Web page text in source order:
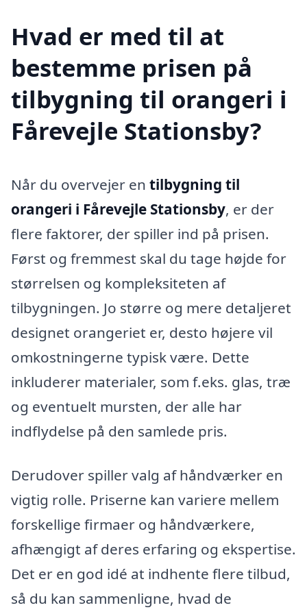
Hvad er med til at
bestemme prisen på
tilbygning til orangeri i
Fårevejle Stationsby?
Når du overvejer en tilbygning til
orangeri i Fårevejle Stationsby, er der
flere faktorer, der spiller ind på prisen.
Først og fremmest skal du tage højde for
størrelsen og kompleksiteten af
tilbygningen. Jo større og mere detaljeret
designet orangeriet er, desto højere vil
omkostningerne typisk være. Dette
inkluderer materialer, som f.eks. glas, træ
og eventuelt mursten, der alle har
indflydelse på den samlede pris.
Derudover spiller valg af håndværker en
vigtig rolle. Priserne kan variere mellem
forskellige firmaer og håndværkere,
afhængigt af deres erfaring og ekspertise.
Det er en god idé at indhente flere tilbud,
så du kan sammenligne, hvad de